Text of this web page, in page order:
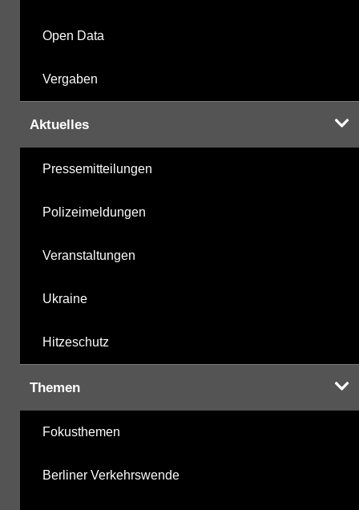
Open Data
Vergaben
Aktuelles
Pressemitteilungen
Polizeimeldungen
Veranstaltungen
Ukraine
Hitzeschutz
Themen
Fokusthemen
Berliner Verkehrswende